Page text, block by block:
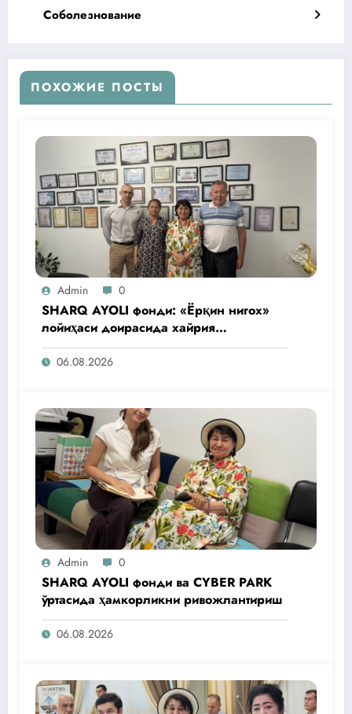
Соболезнование
ПОХОЖИЕ ПОСТЫ
Admin 0
SHARQ AYOLI фонди: «Ёрқин нигох»
лойиҳаси доирасида хайрия
операциялари ўтказилади
06.08.2026
Admin 0
SHARQ AYOLI фонди ва CYBER PARK
ўртасида ҳамкорликни ривожлантириш
06.08.2026